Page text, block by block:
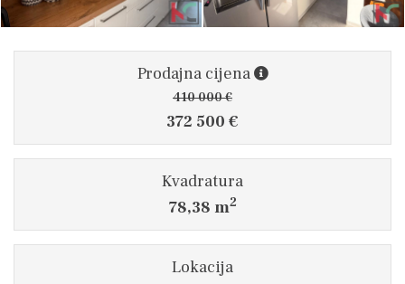
Prodajna cijena
410 000 €
372 500 €
Kvadratura
78,38 m2
Lokacija